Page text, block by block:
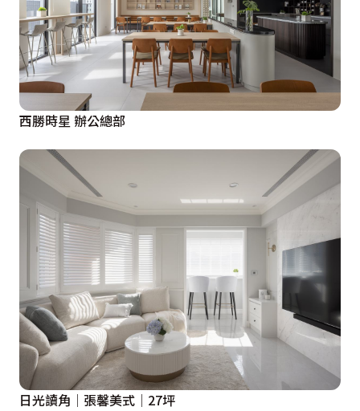
西勝時星 辦公總部
日光讀角│張馨美式│27坪